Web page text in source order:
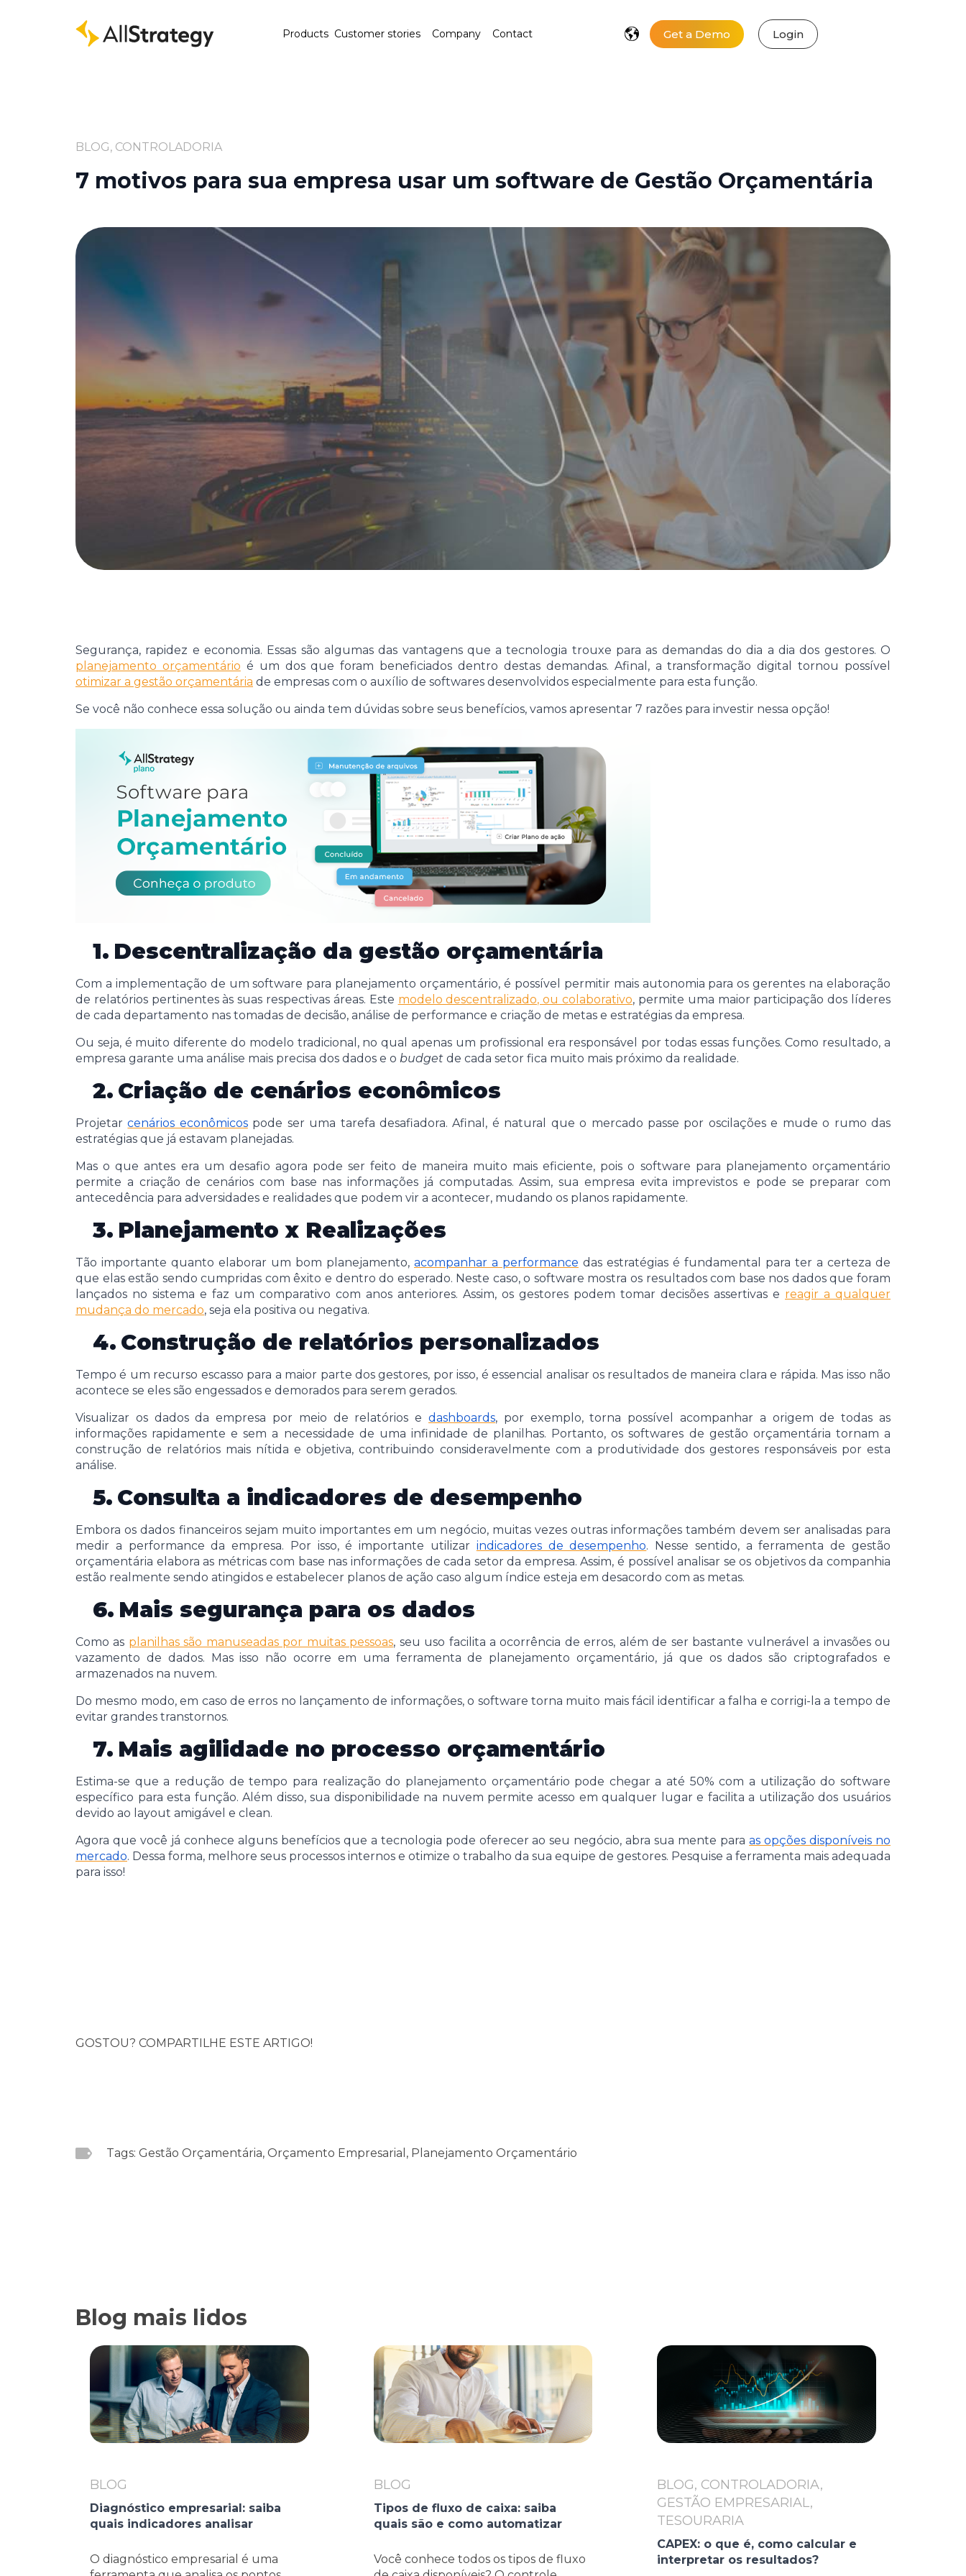
Products Customer stories Company Contact Get a Demo Login
BLOG, CONTROLADORIA
7 motivos para sua empresa usar um software de Gestão Orçamentária
Segurança, rapidez e economia. Essas são algumas das vantagens que a tecnologia trouxe para as demandas do dia a dia dos gestores. O
planejamento orçamentário é um dos que foram beneficiados dentro destas demandas. Afinal, a transformação digital tornou possível
otimizar a gestão orçamentária de empresas com o auxílio de softwares desenvolvidos especialmente para esta função.
Se você não conhece essa solução ou ainda tem dúvidas sobre seus benefícios, vamos apresentar 7 razões para investir nessa opção!
1. Descentralização da gestão orçamentária
Com a implementação de um software para planejamento orçamentário, é possível permitir mais autonomia para os gerentes na elaboração
de relatórios pertinentes às suas respectivas áreas. Este modelo descentralizado, ou colaborativo, permite uma maior participação dos líderes
de cada departamento nas tomadas de decisão, análise de performance e criação de metas e estratégias da empresa.
Ou seja, é muito diferente do modelo tradicional, no qual apenas um profissional era responsável por todas essas funções. Como resultado, a
empresa garante uma análise mais precisa dos dados e o budget de cada setor fica muito mais próximo da realidade.
2. Criação de cenários econômicos
Projetarcenários econômicospode ser uma tarefa desafiadora. Afinal, é natural que o mercado passe por oscilações e mude o rumo das
estratégias que já estavam planejadas.
Mas o que antes era um desafio agora pode ser feito de maneira muito mais eficiente, pois o software para planejamento orçamentário
permite a criação de cenários com base nas informações já computadas. Assim, sua empresa evita imprevistos e pode se preparar com
antecedência para adversidades e realidades que podem vir a acontecer, mudando os planos rapidamente.
3. Planejamento x Realizações
Tão importante quanto elaborar um bom planejamento, acompanhar a performance das estratégias é fundamental para ter a certeza de
que elas estão sendo cumpridas com êxito e dentro do esperado. Neste caso, o software mostra os resultados com base nos dados que foram
lançados no sistema e faz um comparativo com anos anteriores. Assim, os gestores podem tomar decisões assertivas e reagir a qualquer
mudança do mercado, seja ela positiva ou negativa.
4. Construção de relatórios personalizados
Tempo é um recurso escasso para a maior parte dos gestores, por isso, é essencial analisar os resultados de maneira clara e rápida. Mas isso não
acontece se eles são engessados e demorados para serem gerados.
Visualizar os dados da empresa por meio de relatórios e dashboards, por exemplo, torna possível acompanhar a origem de todas as
informações rapidamente e sem a necessidade de uma infinidade de planilhas. Portanto, os softwares de gestão orçamentária tornam a
construção de relatórios mais nítida e objetiva, contribuindo consideravelmente com a produtividade dos gestores responsáveis por esta
análise.
5. Consulta a indicadores de desempenho
Embora os dados financeiros sejam muito importantes em um negócio, muitas vezes outras informações também devem ser analisadas para
medir a performance da empresa. Por isso, é importante utilizar indicadores de desempenho. Nesse sentido, a ferramenta de gestão
orçamentária elabora as métricas com base nas informações de cada setor da empresa. Assim, é possível analisar se os objetivos da companhia
estão realmente sendo atingidos e estabelecer planos de ação caso algum índice esteja em desacordo com as metas.
6. Mais segurança para os dados
Como as planilhas são manuseadas por muitas pessoas, seu uso facilita a ocorrência de erros, além de ser bastante vulnerável a invasões ou
vazamento de dados. Mas isso não ocorre em uma ferramenta de planejamento orçamentário, já que os dados são criptografados e
armazenados na nuvem.
Do mesmo modo, em caso de erros no lançamento de informações, o software torna muito mais fácil identificar a falha e corrigi-la a tempo de
evitar grandes transtornos.
7. Mais agilidade no processo orçamentário
Estima-se que a redução de tempo para realização do planejamento orçamentário pode chegar a até 50% com a utilização do software
específico para esta função. Além disso, sua disponibilidade na nuvem permite acesso em qualquer lugar e facilita a utilização dos usuários
devido ao layout amigável e clean.
Agora que você já conhece alguns benefícios que a tecnologia pode oferecer ao seu negócio, abra sua mente paraas opções disponíveis no
mercado. Dessa forma, melhore seus processos internos e otimize o trabalho da sua equipe de gestores. Pesquise a ferramenta mais adequada
para isso!
GOSTOU? COMPARTILHE ESTE ARTIGO!
Tags: Gestão Orçamentária, Orçamento Empresarial, Planejamento Orçamentário
Blog mais lidos
BLOG
Diagnóstico empresarial: saiba
quais indicadores analisar
O diagnóstico empresarial é uma
BLOG
Tipos de fluxo de caixa: saiba
quais são e como automatizar
Você conhece todos os tipos de fluxo
BLOG, CONTROLADORIA,
GESTÃO EMPRESARIAL,
TESOURARIA
CAPEX: o que é, como calcular e
interpretar os resultados?